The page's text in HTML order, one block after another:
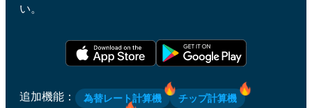
い。
追加機能 ： 為替レート計算機 チップ計算機